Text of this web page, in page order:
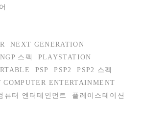
NEXT GENERATION
NGP 스펙
PLAYSTATION
PSP PSP2
PSP2 스펙
COMPUTER ENTERTAINMENT
퓨터 엔터테인먼트
플레이스테이션